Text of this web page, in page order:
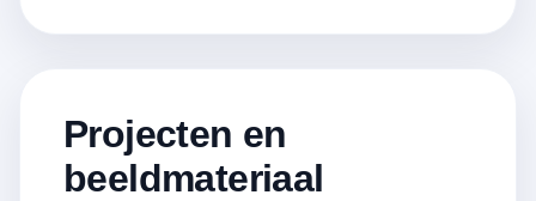
Projecten en
beeldmateriaal